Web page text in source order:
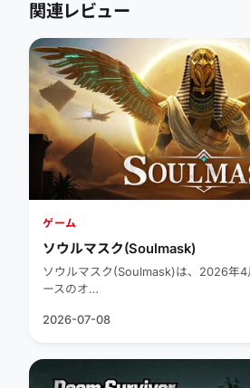
関連レビュー
ゲーム
ソウルマスク(Soulmask)
ソウルマスク(Soulmask)は、2026年4
ースのオ…
2026-07-08